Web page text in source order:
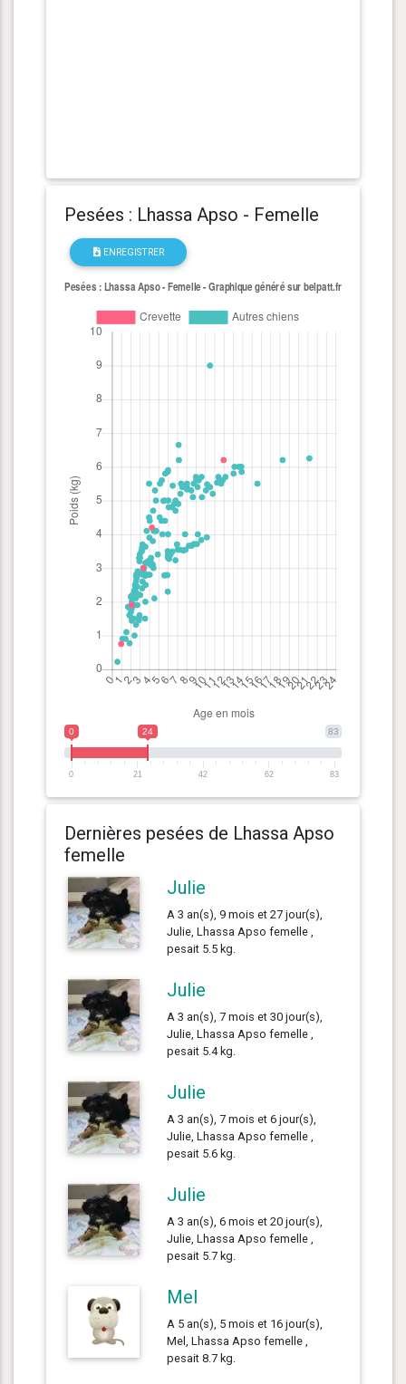
Pesées : Lhassa Apso - Femelle
ENREGISTRER
83
0 24
0 21 42 62 83
Dernières pesées de Lhassa Apso
femelle
Julie
A 3 an(s), 9 mois et 27 jour(s),
Julie, Lhassa Apso femelle ,
pesait 5.5 kg.
Julie
A 3 an(s), 7 mois et 30 jour(s),
Julie, Lhassa Apso femelle ,
pesait 5.4 kg.
Julie
A 3 an(s), 7 mois et 6 jour(s),
Julie, Lhassa Apso femelle ,
pesait 5.6 kg.
Julie
A 3 an(s), 6 mois et 20 jour(s),
Julie, Lhassa Apso femelle ,
pesait 5.7 kg.
Mel
A 5 an(s), 5 mois et 16 jour(s),
Mel, Lhassa Apso femelle ,
pesait 8.7 kg.